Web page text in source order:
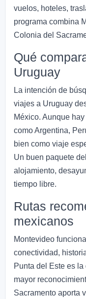
vuelos, hoteles,
programa combina
Colonia del
Qué
Uruguay
La intención de
viajes a Uruguay
México. Aunque
como Argentina,
bien como viaje
Un buen paquete
alojamiento,
tiempo libre.
Rutas
mexicanos
Montevideo
conectividad,
Punta del Este es
mayor
Sacramento aporta